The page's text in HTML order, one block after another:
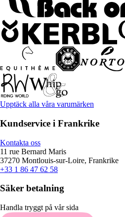
Upptäck alla våra varumärken
Kundservice i Frankrike
Kontakta oss
11 rue Bernard Maris
37270 Montlouis-sur-Loire, Frankrike
+33 1 86 47 62 58
Säker betalning
Handla tryggt på vår sida